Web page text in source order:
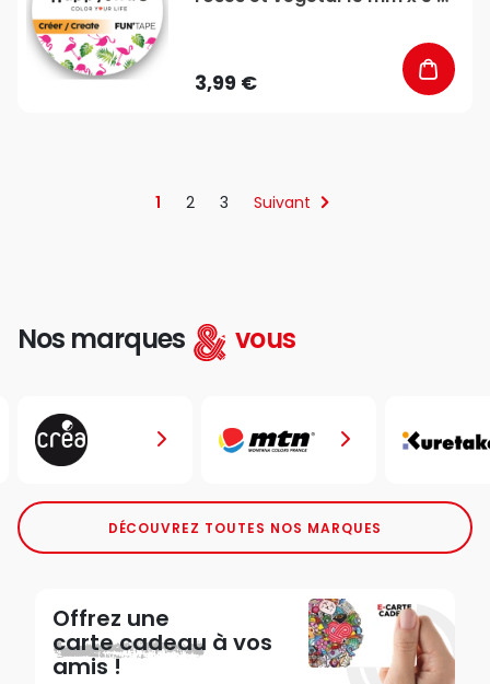
3,99 €
1 2 3 Suivant
Nos marques vous
DÉCOUVREZ TOUTES NOS MARQUES
Offrez une
carte cadeau à vos
amis !